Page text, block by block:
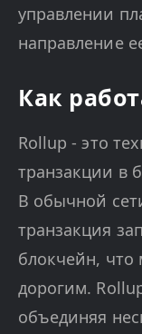
управлении
направление
Как
Rollup - это
транзакции в
В обычной
транзакция
блокчейн,
дорогим.
объединяя